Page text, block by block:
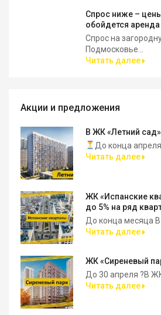
Спрос ниже –
обойдется
Спрос на
Подмосковье...
Читать далее
Акции и предложения
В ЖК «Летний
До конца
Читать далее
ЖК «Испанские
до 5% на ряд
До конца месяца В
Читать далее
ЖК «Сиреневый
До 30 апреля ?В
Читать далее